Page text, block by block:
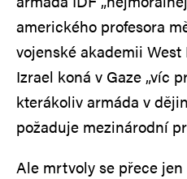
amerického profesora
vojenské akademii
Izrael koná v Gaze „víc
kterákoliv armáda v
požaduje mezinárodní
Ale mrtvoly se přece